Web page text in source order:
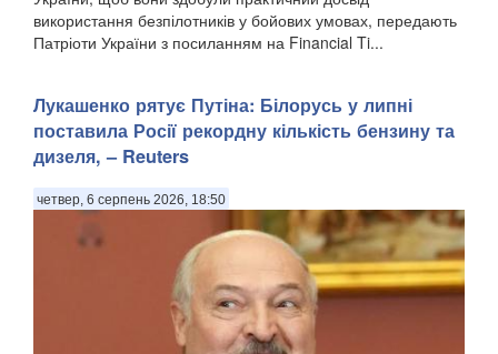
використання безпілотників у бойових умовах, передають
Патріоти України з посиланням на Financial Ti...
Лукашенко рятує Путіна: Білорусь у липні
поставила Росії рекордну кількість бензину та
дизеля, – Reuters
четвер, 6 серпень 2026, 18:50